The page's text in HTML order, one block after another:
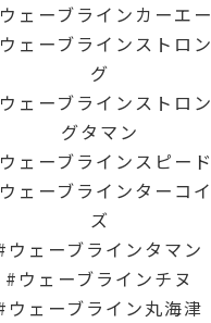
ウェーブラインカーエー
ウェーブラインストロン
グ
ウェーブラインストロン
グタマン
ウェーブラインスピード
ウェーブラインターコイ
ズ
ウェーブラインタマン
ウェーブラインチヌ
ウェーブライン丸海津